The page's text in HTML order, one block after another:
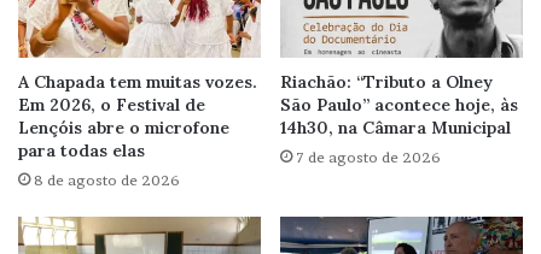
A Chapada tem muitas vozes.
Em 2026, o Festival de
Lençóis abre o microfone
para todas elas
8 de agosto de 2026
Riachão: “Tributo a Olney
São Paulo” acontece hoje, às
14h30, na Câmara Municipal
7 de agosto de 2026